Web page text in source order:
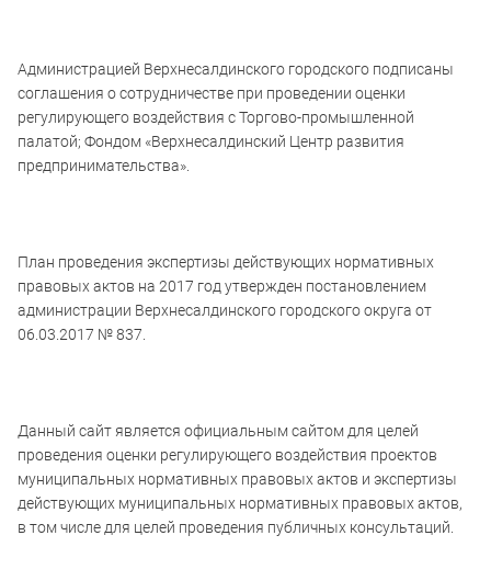
Администрацией Верхнесалдинского городского подписаны
соглашения о сотрудничестве при проведении оценки
регулирующего воздействия с Торгово-промышленной
палатой; Фондом «Верхнесалдинский Центр развития
предпринимательства».
План проведения экспертизы действующих нормативных
правовых актов на 2017 год утвержден постановлением
администрации Верхнесалдинского городского округа от
06.03.2017 № 837.
Данный сайт является официальным сайтом для целей
проведения оценки регулирующего воздействия проектов
муниципальных нормативных правовых актов и экспертизы
действующих муниципальных нормативных правовых актов,
в том числе для целей проведения публичных консультаций.